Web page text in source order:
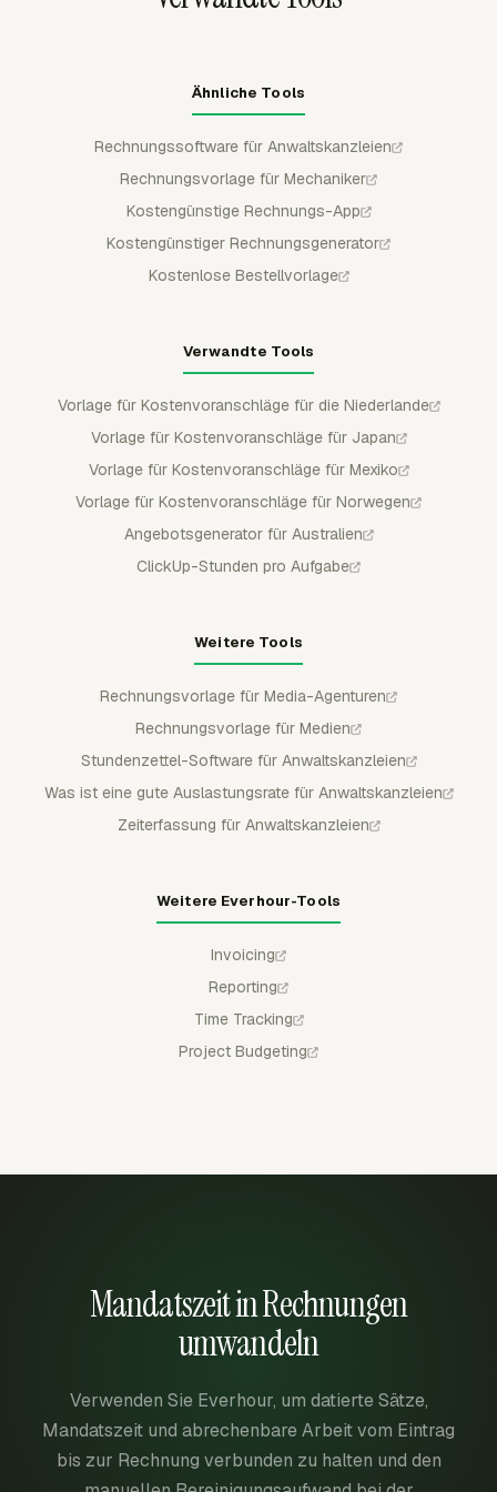
Ähnliche Tools
Rechnungssoftware für Anwaltskanzleien
Rechnungsvorlage für Mechaniker
Kostengünstige Rechnungs-App
Kostengünstiger Rechnungsgenerator
Kostenlose Bestellvorlage
Verwandte Tools
Vorlage für Kostenvoranschläge für die Niederlande
Vorlage für Kostenvoranschläge für Japan
Vorlage für Kostenvoranschläge für Mexiko
Vorlage für Kostenvoranschläge für Norwegen
Angebotsgenerator für Australien
ClickUp-Stunden pro Aufgabe
Weitere Tools
Rechnungsvorlage für Media-Agenturen
Rechnungsvorlage für Medien
Stundenzettel-Software für Anwaltskanzleien
Was ist eine gute Auslastungsrate für Anwaltskanzleien
Zeiterfassung für Anwaltskanzleien
Weitere Everhour-Tools
Invoicing
Reporting
Time Tracking
Project Budgeting
Mandatszeit in Rechnungen
umwandeln
Verwenden Sie Everhour, um datierte Sätze,
Mandatszeit und abrechenbare Arbeit vom Eintrag
bis zur Rechnung verbunden zu halten und den